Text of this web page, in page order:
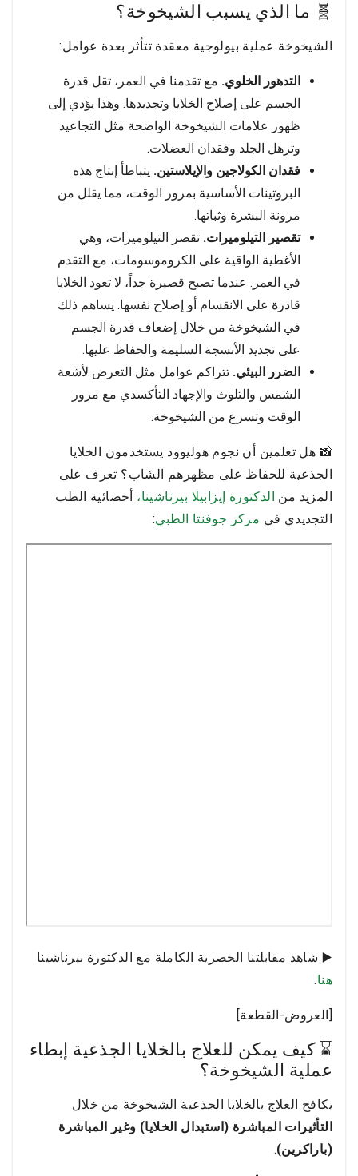
🧬 ما الذي يسبب الشيخوخة؟
الشيخوخة عملية بيولوجية معقدة تتأثر بعدة عوامل:
التدهور الخلوي. مع تقدمنا في العمر، تقل قدرة
الجسم على إصلاح الخلايا وتجديدها. وهذا يؤدي إلى
ظهور علامات الشيخوخة الواضحة مثل التجاعيد
وترهل الجلد وفقدان العضلات.
فقدان الكولاجين والإيلاستين. يتباطأ إنتاج هذه
البروتينات الأساسية بمرور الوقت، مما يقلل من
مرونة البشرة وثباتها.
تقصير التيلوميرات. تقصر التيلوميرات، وهي
الأغطية الواقية على الكروموسومات، مع التقدم
في العمر. عندما تصبح قصيرة جداً، لا تعود الخلايا
قادرة على الانقسام أو إصلاح نفسها. يساهم ذلك
في الشيخوخة من خلال إضعاف قدرة الجسم
على تجديد الأنسجة السليمة والحفاظ عليها.
الضرر البيئي. تتراكم عوامل مثل التعرض لأشعة
الشمس والتلوث والإجهاد التأكسدي مع مرور
الوقت وتسرع من الشيخوخة.
📸 هل تعلمين أن نجوم هوليوود يستخدمون الخلايا
الجذعية للحفاظ على مظهرهم الشاب؟ تعرف على
المزيد من الدكتورة إيزابيلا بيرناشينا، أخصائية الطب
التجديدي في مركز جوفنتا الطبي:
▶️ شاهد مقابلتنا الحصرية الكاملة مع الدكتورة بيرناشينا
هنا.
[العروض-القطعة]
⌛ كيف يمكن للعلاج بالخلايا الجذعية إبطاء
عملية الشيخوخة؟
يكافح العلاج بالخلايا الجذعية الشيخوخة من خلال
التأثيرات المباشرة (استبدال الخلايا) وغير المباشرة
(باراكرين).